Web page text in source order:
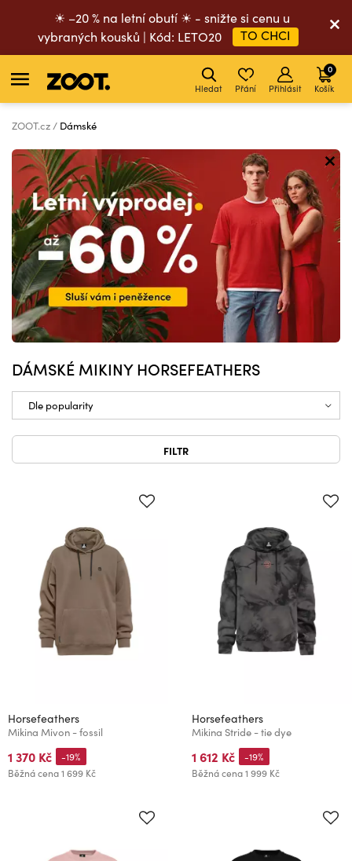
☀ –20 % na letní obutí ☀ - snižte si cenu u
vybraných kousků | Kód: LETO20
TO CHCI
Hledat Přání Přihlásit Košík
0
ZOOT.cz Dámské
DÁMSKÉ MIKINY HORSEFEATHERS
FILTR
Horsefeathers
Mikina Mivon - fossil
1 370 Kč
Běžná cena1 699 Kč
-19%
Horsefeathers
Mikina Stride - tie dye
1 612 Kč
Běžná cena1 999 Kč
-19%